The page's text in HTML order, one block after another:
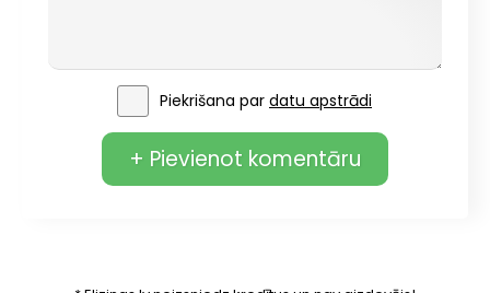
Piekrišana par datu apstrādi
+ Pievienot komentāru